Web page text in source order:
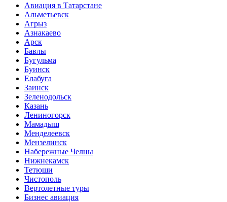
Авиация в Татарстане
Альметьевск
Агрыз
Азнакаево
Арск
Бавлы
Бугульма
Буинск
Елабуга
Заинск
Зеленодольск
Казань
Лениногорск
Мамадыш
Менделеевск
Мензелинск
Набережные Челны
Нижнекамск
Тетюши
Чистополь
Вертолетные туры
Бизнес авиация